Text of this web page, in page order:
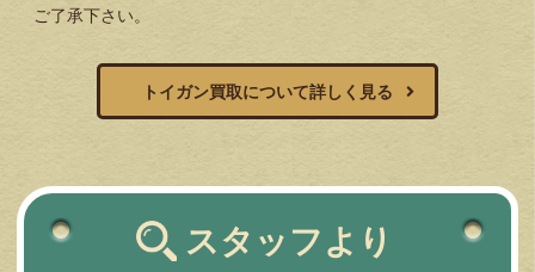
ご了承下さい。
トイガン買取について詳しく見る
スタッフより